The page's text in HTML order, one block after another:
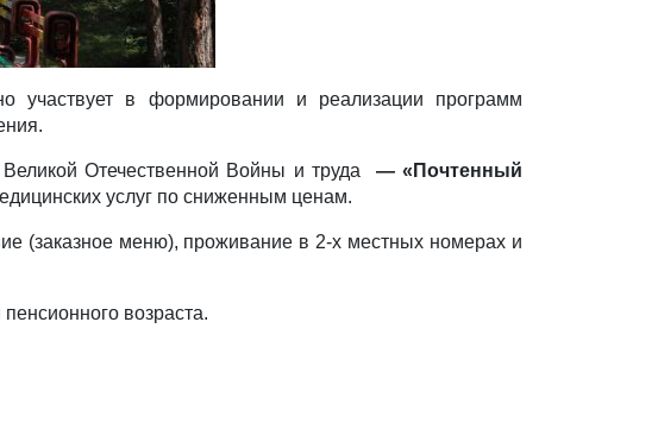
участвует в формировании и реализации программ
Отечественной Войны и труда — «Почтенный
услуг по сниженным ценам.
(заказное меню), проживание в 2-х местных номерах и
возраста.